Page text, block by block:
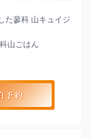
た蓼科 山キュイジ
山ごはん